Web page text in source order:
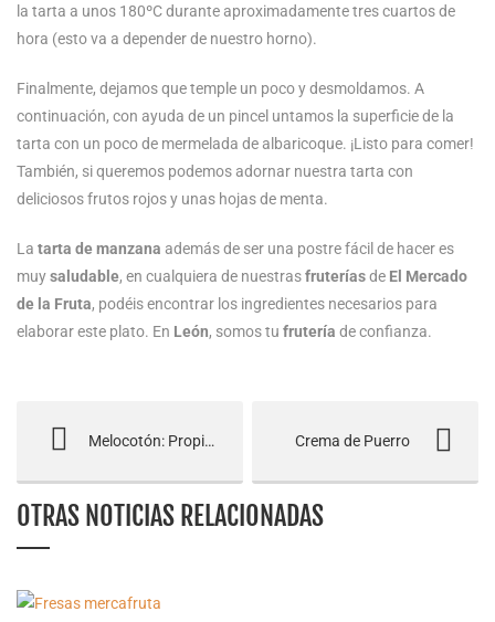
la tarta a unos 180ºC durante aproximadamente tres cuartos de
hora (esto va a depender de nuestro horno).
Finalmente, dejamos que temple un poco y desmoldamos. A
continuación, con ayuda de un pincel untamos la superficie de la
tarta con un poco de mermelada de albaricoque. ¡Listo para comer!
También, si queremos podemos adornar nuestra tarta con
deliciosos frutos rojos y unas hojas de menta.
La tarta de manzana además de ser una postre fácil de hacer es
muysaludable, en cualquiera de nuestrasfruteríasde El Mercado
de la Fruta, podéis encontrar los ingredientes necesarios para
elaborar este plato. En León, somos tu frutería de confianza.
Crema de Puerro
Melocotón: Propiedades y Variedades
OTRAS NOTICIAS RELACIONADAS